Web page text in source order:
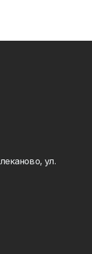
ул.